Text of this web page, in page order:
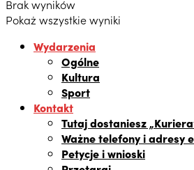
Brak wyników
Pokaż wszystkie wyniki
Wydarzenia
Ogólne
Kultura
Sport
Kontakt
Tutaj dostaniesz
Ważne telefony i adresy
Petycje i wnioski